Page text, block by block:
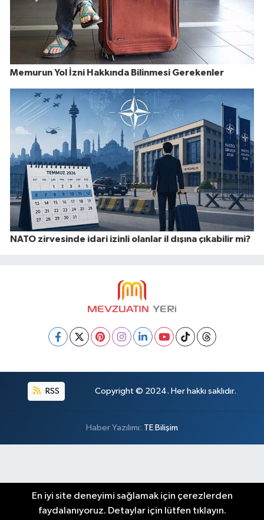
Memurun Yol İzni Hakkında Bilinmesi Gerekenler
NATO zirvesinde idari izinli olanlar il dışına çıkabilir mi?
RSS Copyright © 2024. Her hakkı saklıdır.
Haber Yazılımı: TE Bilişim
En iyi site deneyimi sağlamak için çerezlerden
faydalanıyoruz. Detaylar için lütfen tıklayın.